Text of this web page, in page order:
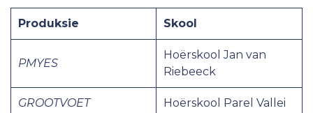
Produksie Skool
PMYES
Hoërskool Jan van
Riebeeck
GROOTVOET Hoërskool Parel Vallei